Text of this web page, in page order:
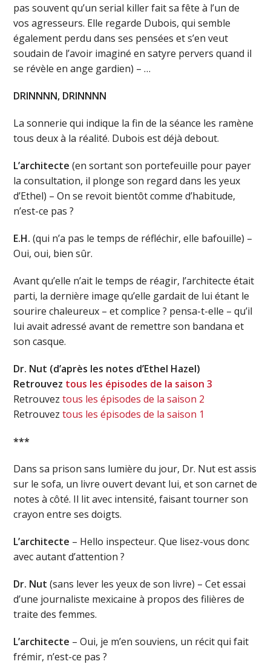
pas souvent qu’un serial killer fait sa fête à l’un de
vos agresseurs. Elle regarde Dubois, qui semble
également perdu dans ses pensées et s’en veut
soudain de l’avoir imaginé en satyre pervers quand il
se révèle en ange gardien) – …
DRINNNN, DRINNNN
La sonnerie qui indique la fin de la séance les ramène
tous deux à la réalité. Dubois est déjà debout.
L’architecte (en sortant son portefeuille pour payer
la consultation, il plonge son regard dans les yeux
d’Ethel) – On se revoit bientôt comme d’habitude,
n’est-ce pas ?
E.H. (qui n’a pas le temps de réfléchir, elle bafouille) –
Oui, oui, bien sûr.
Avant qu’elle n’ait le temps de réagir, l’architecte était
parti, la dernière image qu’elle gardait de lui étant le
sourire chaleureux – et complice ? pensa-t-elle – qu’il
lui avait adressé avant de remettre son bandana et
son casque.
Dr. Nut (d’après les notes d’Ethel Hazel)
Retrouvez tous les épisodes de la saison 3
Retrouveztous les épisodes de la saison 2
Retrouveztous les épisodes de la saison 1
***
Dans sa prison sans lumière du jour, Dr. Nut est assis
sur le sofa, un livre ouvert devant lui, et son carnet de
notes à côté. Il lit avec intensité, faisant tourner son
crayon entre ses doigts.
L’architecte – Hello inspecteur. Que lisez-vous donc
avec autant d’attention ?
Dr. Nut (sans lever les yeux de son livre) – Cet essai
d’une journaliste mexicaine à propos des filières de
traite des femmes.
L’architecte – Oui, je m’en souviens, un récit qui fait
frémir, n’est-ce pas ?